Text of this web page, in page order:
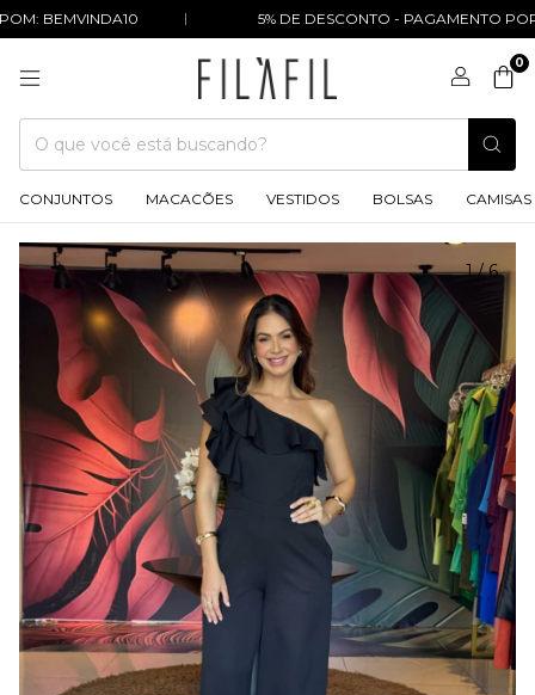
BEMVINDA10 5% DE DESCONTO - PAGAMENTO POR
0
CONJUNTOS MACACÕES VESTIDOS BOLSAS CAMISAS
1/6